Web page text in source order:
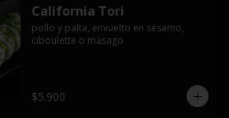
California Tori
pollo y palta, envuelto en sésamo,
ciboulette o masago
$5.900